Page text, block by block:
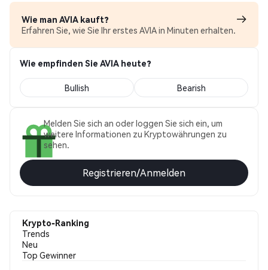
Wie man AVIA kauft?
Erfahren Sie, wie Sie Ihr erstes AVIA in Minuten erhalten.
Wie empfinden Sie AVIA heute?
Bullish Bearish
Melden Sie sich an oder loggen Sie sich ein, um
weitere Informationen zu Kryptowährungen zu
sehen.
Registrieren/Anmelden
Krypto-Ranking
Trends
Neu
Top Gewinner